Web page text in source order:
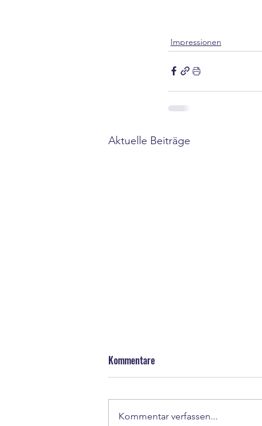
Impressionen
Aktuelle Beiträge
Kommentare
Kommentar verfassen...